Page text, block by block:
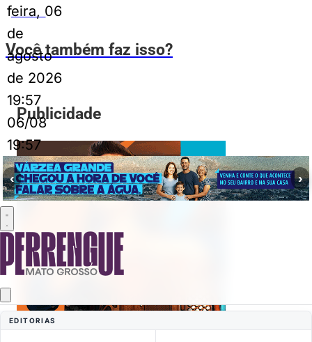
feira, 06
de
agosto
de 2026
19:57
06/08
19:57
‹ ›
EDITORIAS
ESPIA AÍ
Você também faz isso?
Publicidade